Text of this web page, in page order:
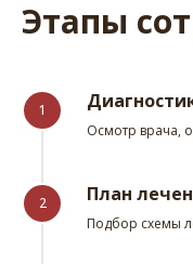
Этапы
1
Осмотр врача,
2 План
Подбор схемы